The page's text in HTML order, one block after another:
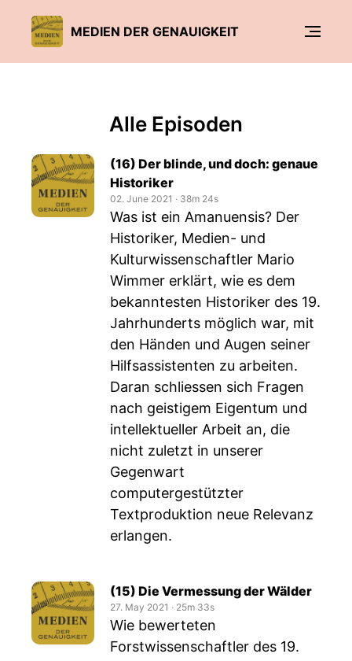
MEDIEN DER GENAUIGKEIT
Alle Episoden
(16) Der blinde, und doch: genaue
Historiker
02. June 2021 ‧ 38m 24s
Was ist ein Amanuensis? Der
Historiker, Medien- und
Kulturwissenschaftler Mario
Wimmer erklärt, wie es dem
bekanntesten Historiker des 19.
Jahrhunderts möglich war, mit
den Händen und Augen seiner
Hilfsassistenten zu arbeiten.
Daran schliessen sich Fragen
nach geistigem Eigentum und
intellektueller Arbeit an, die
nicht zuletzt in unserer
Gegenwart
computergestützter
Textproduktion neue Relevanz
erlangen.
(15) Die Vermessung der Wälder
27. May 2021 ‧ 25m 33s
Wie bewerteten
Forstwissenschaftler des 19.